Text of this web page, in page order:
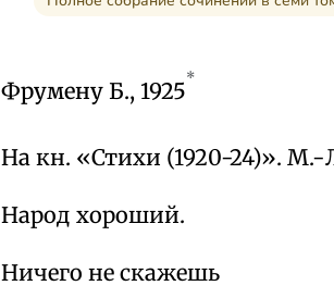
Фрумену Б., 1925*
На кн. «Стихи (1920-24)». М.-
Народ хороший.
Ничего не скажешь